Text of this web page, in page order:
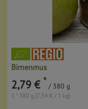
Birnenmus
2,79 € * / 380 g
1 * 380 g (7,34 € / 1 kg)